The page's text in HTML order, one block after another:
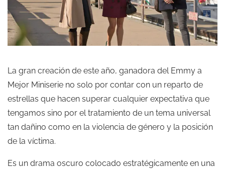
La gran creación de este año, ganadora del Emmy a
Mejor Miniserie no solo por contar con un reparto de
estrellas que hacen superar cualquier expectativa que
tengamos sino por el tratamiento de un tema universal
tan dañino como en la violencia de género y la posición
de la víctima.
Es un drama oscuro colocado estratégicamente en una